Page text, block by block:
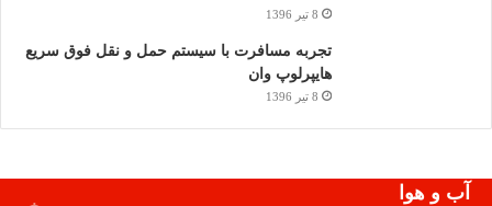
8 تیر 1396
تجربه مسافرت با سیستم حمل و نقل فوق سریع
هایپرلوپ وان
8 تیر 1396
آب و هوا